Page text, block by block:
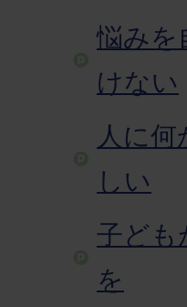
悩みを
けない
人に
しい
子ども
を